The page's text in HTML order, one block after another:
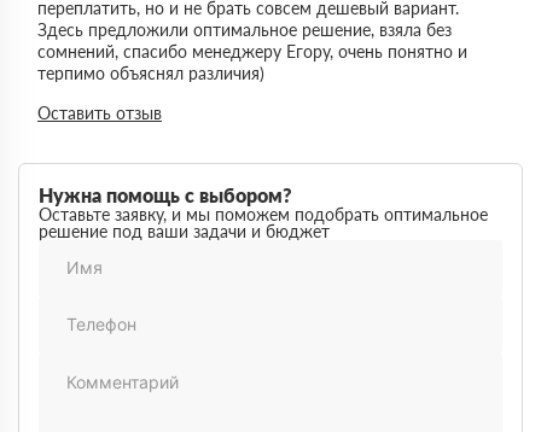
переплатить, но и не брать совсем дешевый вариант.
Здесь предложили оптимальное решение, взяла без
сомнений, спасибо менеджеру Егору, очень понятно и
терпимо объяснял различия)
Максим
03 марта 2026
Немного запутался в видах утеплителей но помогли
разобратсья, менеджеры быстро связались и помогли
Заказывал утеплитель для дачи. Объем небольшой, но
отношение нормальное, наверное будем заказывать еще
Оставить отзыв
Нужна помощь с выбором?
Оставьте заявку, и мы поможем подобрать оптимальное
решение под ваши задачи и бюджет